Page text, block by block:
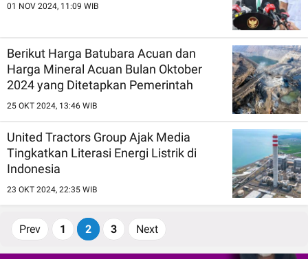
01 NOV 2024, 11:09 WIB
Berikut Harga Batubara Acuan dan
Harga Mineral Acuan Bulan Oktober
2024 yang Ditetapkan Pemerintah
25 OKT 2024, 13:46 WIB
United Tractors Group Ajak Media
Tingkatkan Literasi Energi Listrik di
Indonesia
23 OKT 2024, 22:35 WIB
Prev 1 2 3 Next